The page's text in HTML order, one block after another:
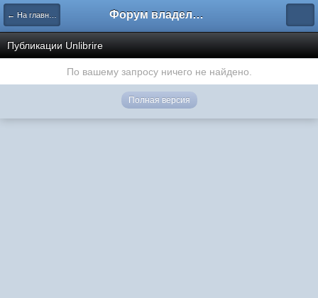
← На главную Форум владельцев интернет-магазинов
Публикации Unlibrire
По вашему запросу ничего не найдено.
Полная версия